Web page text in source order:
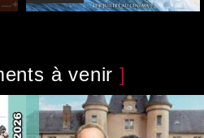
Horaires et Infos
Bande-annonce
Réservation
à venir ]